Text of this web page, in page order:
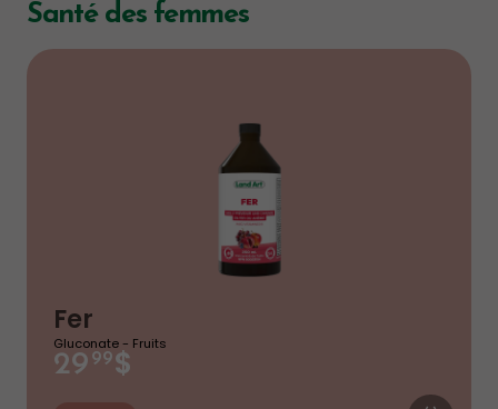
Santé des femmes
Fer
Gluconate - Fruits
29 99$